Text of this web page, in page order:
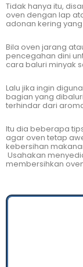
Tidak hanya itu,
oven dengan lap
adonan kering
Bila oven jarang
pencegahan dini
cara baluri minyak
Lalu jika ingin
bagian yang
terhindar dari
Itu dia beberapa
agar oven tetap
kebersihan
Usahakan
membersihkan